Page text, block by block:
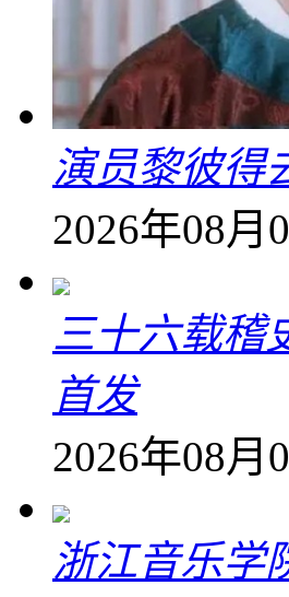
演员黎彼得
2026年08月
三十六载稽
首发
2026年08月
浙江音乐学